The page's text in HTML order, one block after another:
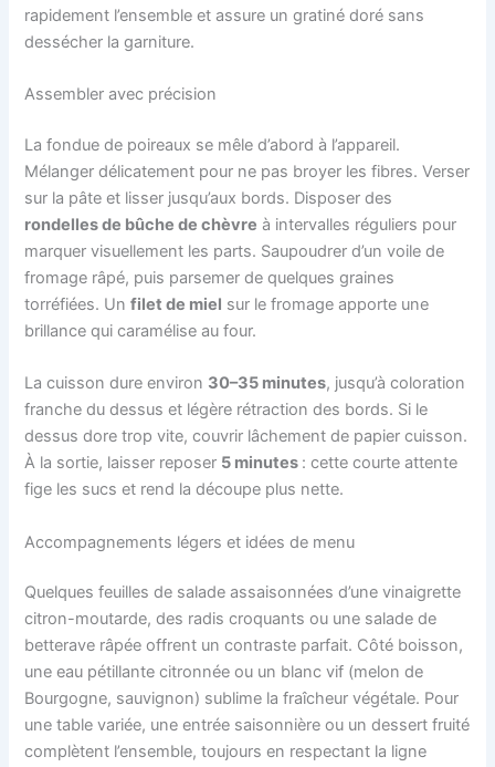
rapidement l’ensemble et assure un gratiné doré sans
dessécher la garniture.
Assembler avec précision
La fondue de poireaux se mêle d’abord à l’appareil.
Mélanger délicatement pour ne pas broyer les fibres. Verser
sur la pâte et lisser jusqu’aux bords. Disposer des
rondelles de bûche de chèvre à intervalles réguliers pour
marquer visuellement les parts. Saupoudrer d’un voile de
fromage râpé, puis parsemer de quelques graines
torréfiées. Unfilet de miel sur le fromage apporte une
brillance qui caramélise au four.
La cuisson dure environ 30–35 minutes, jusqu’à coloration
franche du dessus et légère rétraction des bords. Si le
dessus dore trop vite, couvrir lâchement de papier cuisson.
À la sortie, laisser reposer 5 minutes : cette courte attente
fige les sucs et rend la découpe plus nette.
Accompagnements légers et idées de menu
Quelques feuilles de salade assaisonnées d’une vinaigrette
citron-moutarde, des radis croquants ou une salade de
betterave râpée offrent un contraste parfait. Côté boisson,
une eau pétillante citronnée ou un blanc vif (melon de
Bourgogne, sauvignon) sublime la fraîcheur végétale. Pour
une table variée, une entrée saisonnière ou un dessert fruité
complètent l’ensemble, toujours en respectant la ligne